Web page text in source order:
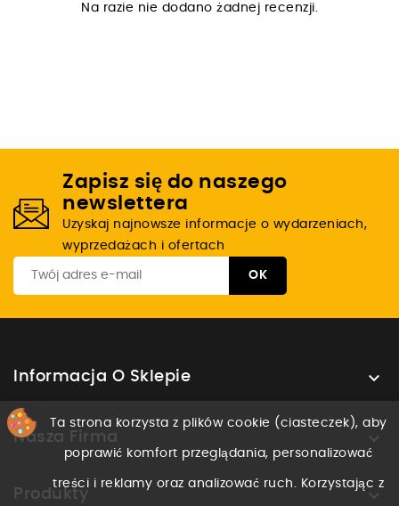
Na razie nie dodano żadnej recenzji.
Zapisz się do naszego
newslettera
Uzyskaj najnowsze informacje o wydarzeniach,
wyprzedażach i ofertach
Informacja O Sklepie 
Nasza Firma 
Produkty 
Ta strona korzysta z plików cookie (ciasteczek), aby
poprawić komfort przeglądania, personalizować
treści i reklamy oraz analizować ruch. Korzystając z